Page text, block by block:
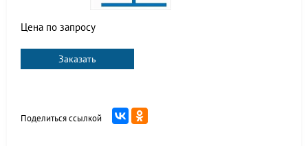
Цена по запросу
Заказать
Поделиться ссылкой